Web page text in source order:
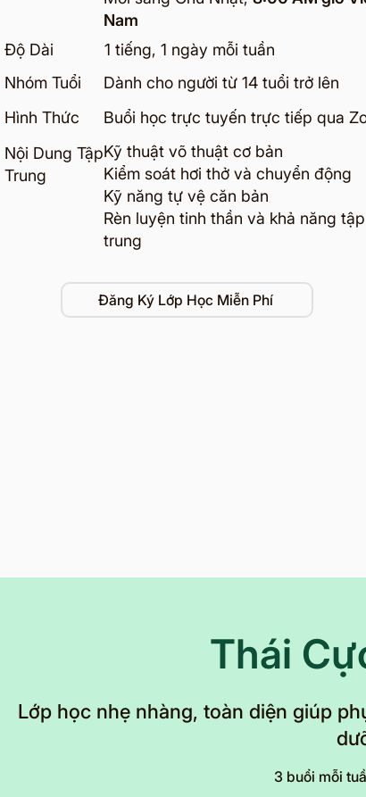
Nam
Độ Dài
1 tiếng, 1 ngày mỗi tuần
Nhóm Tuổi
Dành cho người từ 14 tuổi trở lên
Hình Thức
Buổi học trực tuyến trực tiếp qua
Nội Dung Tập
Trung
Kỹ thuật võ thuật cơ bản
Kiểm soát hơi thở và chuyển động
Kỹ năng tự vệ căn bản
Rèn luyện tinh thần và khả năng tập
trung
Đăng Ký Lớp Học Miễn Phí
Thái
Lớp học nhẹ nhàng, toàn diện giúp
3 buổi mỗi